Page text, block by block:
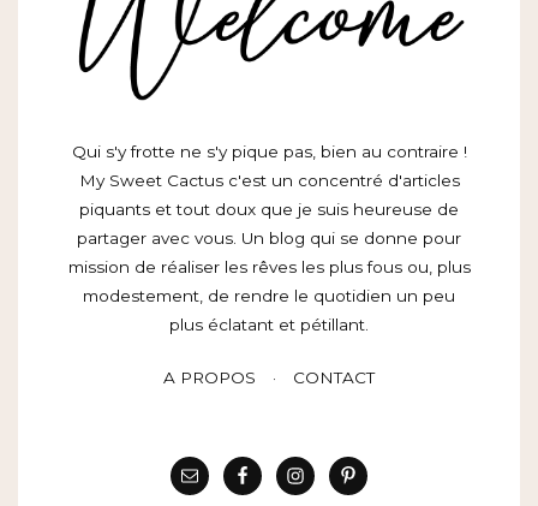
Qui s'y frotte ne s'y pique pas, bien au contraire !
My Sweet Cactus c'est un concentré d'articles
piquants et tout doux que je suis heureuse de
partager avec vous. Un blog qui se donne pour
mission de réaliser les rêves les plus fous ou, plus
modestement, de rendre le quotidien un peu
plus éclatant et pétillant.
A PROPOS CONTACT